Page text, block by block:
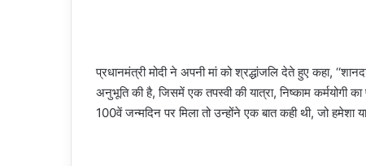
प्रधानमंत्री मोदी ने अपनी मां को श्रद्धांजलि देते हुए कहा,
अनुभूति की है, जिसमें एक तपस्वी की यात्रा, निष्काम कर्मयोगी
100वें जन्मदिन पर मिला तो उन्होंने एक बात कही थी, जो हमेशा